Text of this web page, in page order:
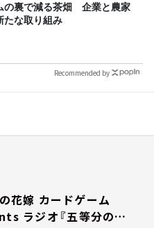
の裏で減る茶畑 企業と農家
たな取り組み
Recommended by
花嫁 カードゲーム
ラジオ『五等分の花